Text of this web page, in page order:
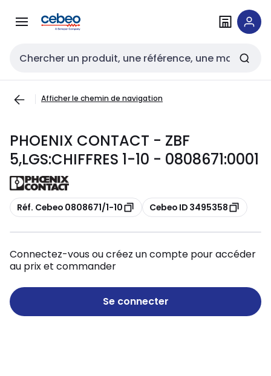
navigationau
Entrée de recherche
Afficher le chemin de navigation
PHOENIX CONTACT - ZBF
5,LGS:CHIFFRES 1-10 - 0808671:0001
Copier
Réf. Cebeo 0808671/1-10 Copier
Cebeo ID 3495358
Connectez-vous ou créez un compte pour accéder
au prix et commander
Se connecter